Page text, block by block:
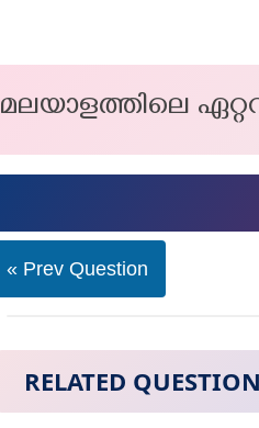
മലയാളത്തിലെ
« Prev Question
RELATED